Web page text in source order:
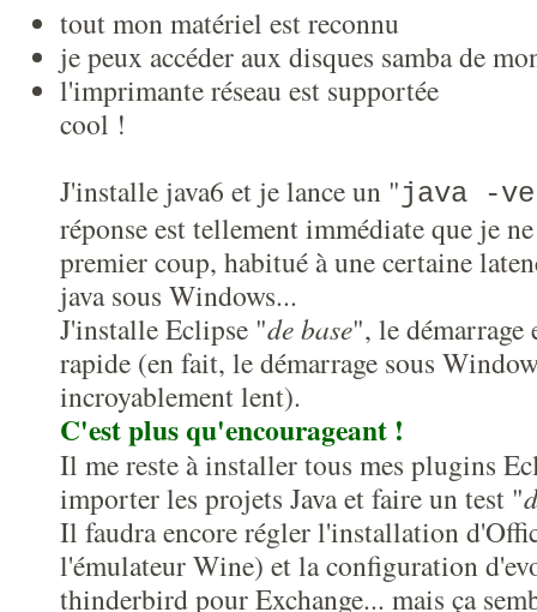
tout mon matériel est reconnu
je peux accéder aux disques samba de
l'imprimante réseau est supportée
cool !
J'installe java6 et je lance un "java -
réponse est tellement immédiate que je
premier coup, habitué à une certaine
java sous Windows...
J'installe Eclipse "de base", le démarrage
rapide (en fait, le démarrage sous
incroyablement lent).
C'est plus qu'encourageant !
Il me reste à installer tous mes plugins
importer les projets Java et faire un test "
Il faudra encore régler l'installation
l'émulateur Wine) et la configuration
thinderbird pour Exchange... mais ça